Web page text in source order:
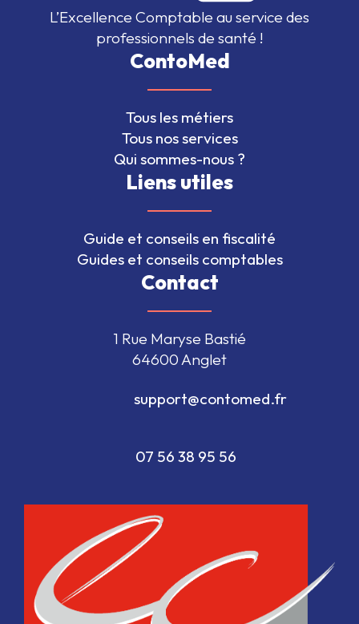
L’Excellence Comptable au service des
professionnels de santé !
ContoMed
Tous les métiers
Tous nos services
Qui sommes-nous ?
Liens utiles
Guide et conseils en fiscalité
Guides et conseils comptables
Contact
1 Rue Maryse Bastié
64600 Anglet
                                  07 56 38 95 56